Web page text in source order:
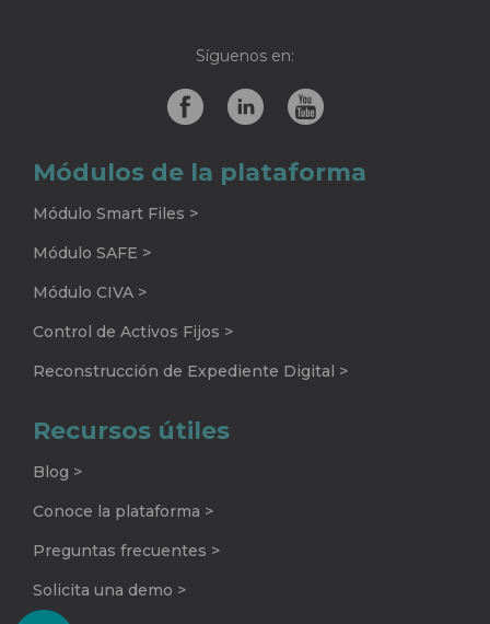
Síguenos en:
Módulos de la plataforma
Módulo Smart Files >
Módulo SAFE >
Módulo CIVA >
Control de Activos Fijos >
Reconstrucción de Expediente Digital >
Recursos útiles
Blog >
Conoce la plataforma >
Preguntas frecuentes >
Solicita una demo >